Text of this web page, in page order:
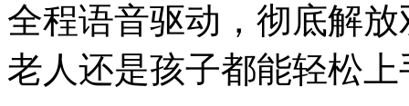
全程语音驱动，彻底解
老人还是孩子都能轻松